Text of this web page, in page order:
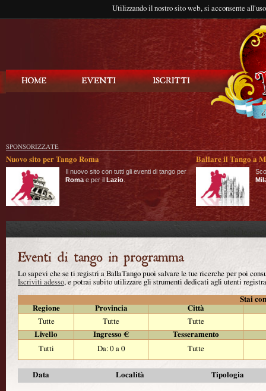
Utilizzando il nostro sito web, si acconsente
SPONSORIZZATE
Nuovo sito per Tango Roma
Il nuovo sito con tutti gli eventi di tango per
Roma e per il Lazio
Ballare il Tango a
Lo sapevi che se ti registri a BallaTango puoi salvare le tue ricerche per poi
Iscriviti adesso, e potrai subito utilizzare gli strumenti dedicati agli utenti
Stai
Regione
Provincia
Città
Tutte
Tutte
Tutte
Livello
Ingresso €
Tesseramento
Tutti
Da: 0 a 0 Tutte
Data Località Tipologia